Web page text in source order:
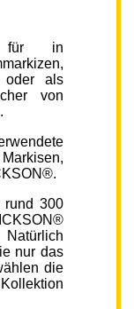
für in
oder als
von
rund 300
nur das
die